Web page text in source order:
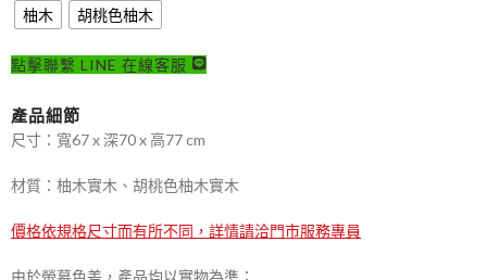
柚木 胡桃色柚木
點擊聯繫 LINE 在線客服
產品細節
尺寸：寬67 x 深70 x 高77 cm
材質：柚木實木、胡桃色柚木實木
價格依規格尺寸而有所不同，詳情請洽門市服務專員